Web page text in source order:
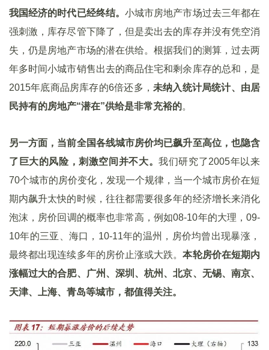
我国经济的时代已经终结。 小城市房地产市场过去三年都在
强刺激，库存尽管下降了，但是卖出去的库存并没有凭空消
失，仍是房地产市场的潜在供给。根据我们的测算，过去两
年多时间小城市销售出去的商品住宅和剩余库存的总和，是
2015年底商品房库存的6倍还多， 未纳入统计局统计、由居
民持有的房地产“潜在”供给是非常充裕的。
另一方面，当前全国各线城市房价均已飙升至高位，也隐含
了巨大的风险，刺激空间并不大。我们研究了2005年以来
70个城市的房价变化，发现一个规律，当一个城市房价在短
期内飙升太快的时候，往往都需要很多年的经济增长来消化
泡沫，房价回调的概率也非常高，例如08-10年的大理，09-
10年的三亚、海口，10-11年的温州，房价均曾出现暴涨，
最终都出现连续多年的房价止涨或大跌。本轮房价在短期内
涨幅过大的合肥、广州、深圳、杭州、北京、无锡、南京、
天津、上海、青岛等城市，都值得关注。